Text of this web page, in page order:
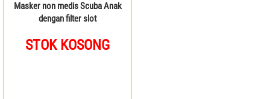
Masker non medis Scuba Anak
dengan filter slot
STOK KOSONG